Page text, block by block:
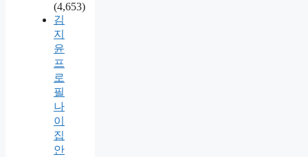
(4,653)
김
지
윤
프
로
필
나
이
집
안